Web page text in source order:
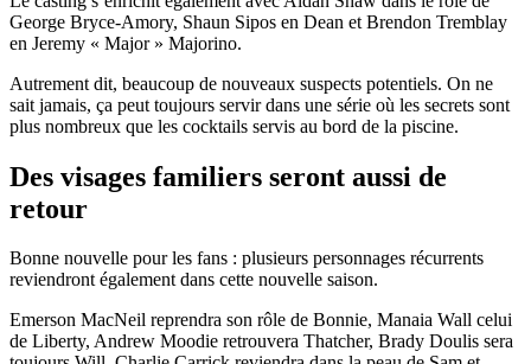
George Bryce-Amory, Shaun Sipos en Dean et Brendon Tremblay
en Jeremy « Major » Majorino.
Autrement dit, beaucoup de nouveaux suspects potentiels. On ne
sait jamais, ça peut toujours servir dans une série où les secrets sont
plus nombreux que les cocktails servis au bord de la piscine.
Des visages familiers seront aussi de
retour
Bonne nouvelle pour les fans : plusieurs personnages récurrents
reviendront également dans cette nouvelle saison.
Emerson MacNeil reprendra son rôle de Bonnie, Manaia Wall celui
de Liberty, Andrew Moodie retrouvera Thatcher, Brady Doulis sera